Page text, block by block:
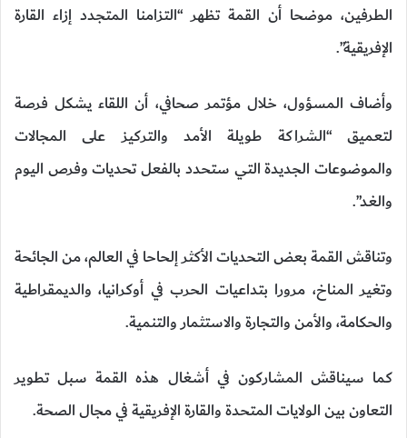
الطرفين، موضحا أن القمة تظهر “التزامنا المتجدد إزاء القارة
الإفريقية”.
وأضاف المسؤول، خلال مؤتمر صحافي، أن اللقاء يشكل فرصة
لتعميق “الشراكة طويلة الأمد والتركيز على المجالات
والموضوعات الجديدة التي ستحدد بالفعل تحديات وفرص اليوم
والغد”.
وتناقش القمة بعض التحديات الأكثر إلحاحا في العالم، من الجائحة
وتغير المناخ، مرورا بتداعيات الحرب في أوكرانيا، والديمقراطية
والحكامة، والأمن والتجارة والاستثمار والتنمية.
كما سيناقش المشاركون في أشغال هذه القمة سبل تطوير
التعاون بين الولايات المتحدة والقارة الإفريقية في مجال الصحة.